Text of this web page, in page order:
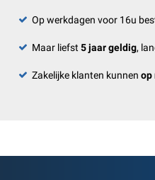
Op werkdagen voor 16u
Maar liefst 5 jaar geldig,
Zakelijke klanten kunnen op